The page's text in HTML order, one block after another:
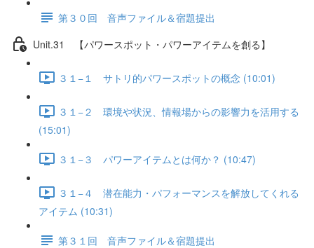
第３０回 音声ファイル＆宿題提出
Unit.31 【パワースポット・パワーアイテムを創る】
３１−１ サトリ的パワースポットの概念 (10:01)
３１−２ 環境や状況、情報場からの影響力を活用する
(15:01)
３１−３ パワーアイテムとは何か？ (10:47)
３１−４ 潜在能力・パフォーマンスを解放してくれる
アイテム (10:31)
第３１回 音声ファイル＆宿題提出